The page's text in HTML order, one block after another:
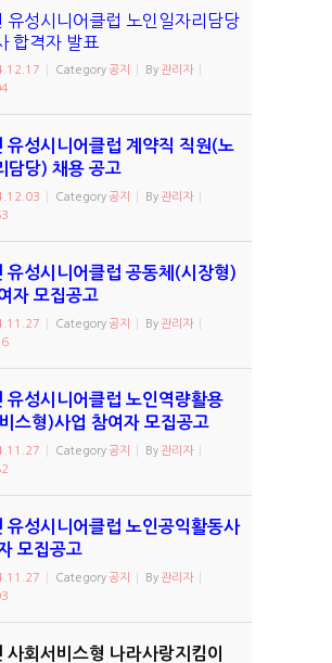
성시니어클럽 노인일자리담당
합격자 발표
Category공지 By 관리자
성시니어클럽 계약직 직원(노
담당) 채용 공고
Category공지 By 관리자
성시니어클럽 공동체(시장형)
자 모집공고
Category공지 By 관리자
성시니어클럽 노인역량활용
스형)사업 참여자 모집공고
Category공지 By 관리자
성시니어클럽 노인공익활동사
모집공고
Category공지 By 관리자
회서비스형 나라사랑지킴이